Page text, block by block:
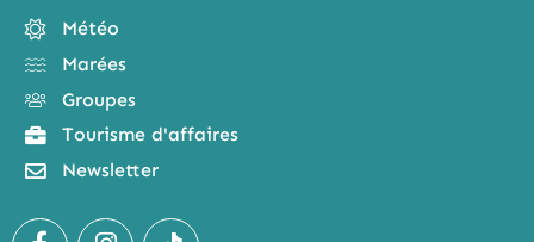
Météo
Marées
Groupes
Tourisme d'affaires
Newsletter